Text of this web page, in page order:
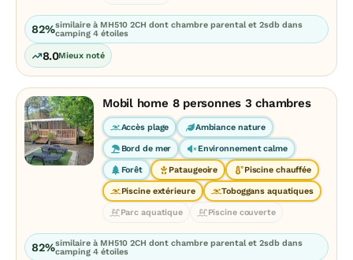
82%similaire à MH510 2CH dont chambre parental et 2sdb dans
camping 4 étoiles
8.0Mieux noté
Mobil home 8 personnes 3 chambres
Accès plage Ambiance nature
Bord de mer Environnement calme
Forêt Pataugeoire Piscine chauffée
Piscine extérieure Toboggans aquatiques
Parc aquatique Piscine couverte
82%similaire à MH510 2CH dont chambre parental et 2sdb dans
camping 4 étoiles